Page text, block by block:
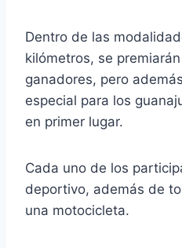
Dentro de las
kilómetros, se
ganadores, pero
especial para los
en primer lugar.
Cada uno de los
deportivo, además de
una motocicleta.